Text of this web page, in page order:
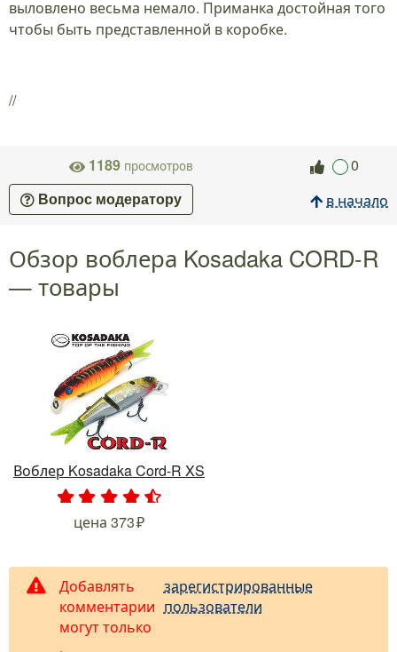
выловлено весьма немало. Приманка достойная того
чтобы быть представленной в коробке.
//
1189 просмотров 0
Вопрос модератору в начало
Обзор воблера Kosadaka CORD-R
— товары
Воблер Kosadaka Cord-R XS
. . .
цена 373
Добавлять
комментарии
могут только
зарегистрированные
пользователи
.